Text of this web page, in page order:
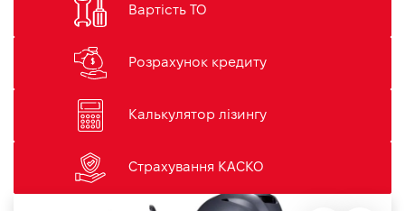
Вартість ТО
Розрахунок кредиту
Калькулятор лізингу
Страхування КАСКО